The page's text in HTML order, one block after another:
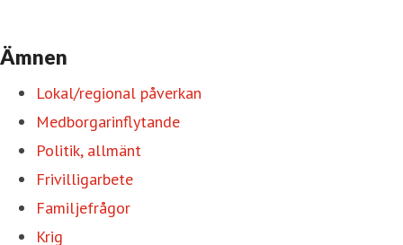
Ämnen
Lokal/regional påverkan
Medborgarinflytande
Politik, allmänt
Frivilligarbete
Familjefrågor
Krig